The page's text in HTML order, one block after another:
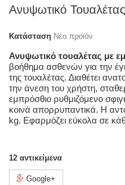
Ανυψωτικό
Κατάσταση Νέο προϊόν
Ανυψωτικό τουαλέτας με
βοήθημα ασθενών για την
της τουαλέτας. Διαθέτει
την άνεση του χρήστη,
εμπρόσθιο ρυθμιζόμενο
κοινά απορρυπαντικά. Η
kg. Εφαρμόζει εύκολα σε
12 αντικείμενα
Google+